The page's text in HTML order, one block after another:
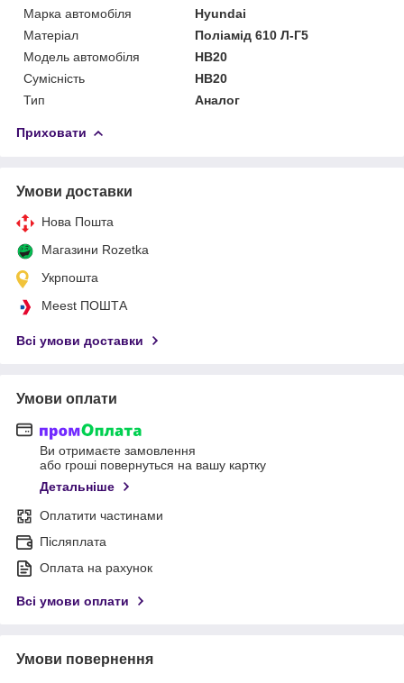
Марка автомобіля
Hyundai
Матеріал
Поліамід 610 Л-Г5
Модель автомобіля
HB20
Сумісність
HB20
Тип
Аналог
Приховати
Умови доставки
Нова Пошта
Магазини Rozetka
Укрпошта
Meest ПОШТА
Всі умови доставки
Умови оплати
Ви отримаєте замовлення
або гроші повернуться на вашу картку
Детальніше
Оплатити частинами
Післяплата
Оплата на рахунок
Всі умови оплати
Умови повернення